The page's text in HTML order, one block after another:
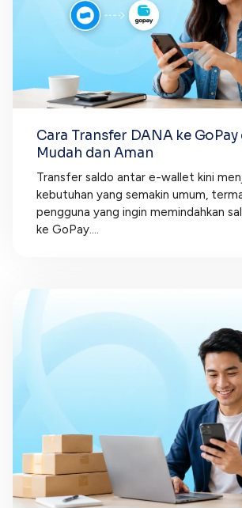
Cara Transfer DANA ke GoPay
Mudah dan Aman
Transfer saldo antar e-wallet kini
kebutuhan yang semakin umum,
pengguna yang ingin memindahkan
ke GoPay....